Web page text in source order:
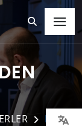
Detay